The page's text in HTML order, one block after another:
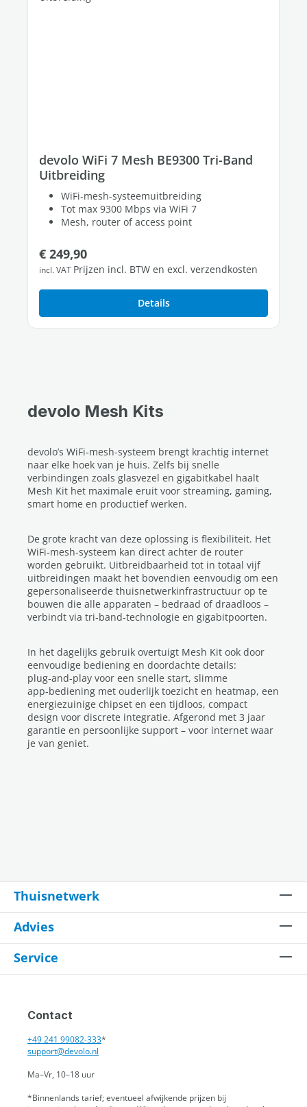
devolo WiFi 7 Mesh BE9300 Tri-Band
Uitbreiding
WiFi-mesh-systeemuitbreiding
Tot max 9300 Mbps via WiFi 7
Mesh, router of access point
Normale prijs:
€ 249,90
incl. VAT Prijzen incl. BTW en excl. verzendkosten
Details
devolo Mesh Kits
devolo’s WiFi‑mesh-systeem brengt krachtig internet
naar elke hoek van je huis. Zelfs bij snelle
verbindingen zoals glasvezel en gigabitkabel haalt
Mesh Kit het maximale eruit voor streaming, gaming,
smart home en productief werken.
De grote kracht van deze oplossing is flexibiliteit. Het
WiFi‑mesh-systeem kan direct achter de router
worden gebruikt. Uitbreidbaarheid tot in totaal vijf
uitbreidingen maakt het bovendien eenvoudig om een
gepersonaliseerde thuisnetwerkinfrastructuur op te
bouwen die alle apparaten – bedraad of draadloos –
verbindt via tri‑band‑technologie en gigabitpoorten.
In het dagelijks gebruik overtuigt Mesh Kit ook door
eenvoudige bediening en doordachte details:
plug‑and‑play voor een snelle start, slimme
app‑bediening met ouderlijk toezicht en heatmap, een
energiezuinige chipset en een tijdloos, compact
design voor discrete integratie. Afgerond met 3 jaar
garantie en persoonlijke support – voor internet waar
je van geniet.
Thuisnetwerk
Advies
Service
Contact
+49 241 99082-333*
support@devolo.nl
Ma–Vr, 10–18 uur
*Binnenlands tarief; eventueel afwijkende prijzen bij